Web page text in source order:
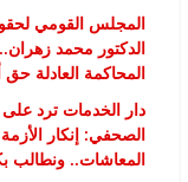
المجلس القومي
الدكتور محمد
المحاكمة العادلة
دار الخدمات ترد على
الصحفي: إنكار
المعاشات.. ونطالب